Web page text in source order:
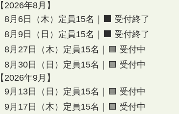
【2026年8月】
8月6日（木）定員15名｜
⬛ 受付終了
8月9日（日 ）定員15名
⬛ 受付終了
8月27日（木） 定員15名
🟩 受付中
8月30日（日） 定員15名
🟩 受付中
【2026年9月】
9月13日（日 ）定員15名
🟩 受付中
9月17日（木） 定員15名
🟩 受付中